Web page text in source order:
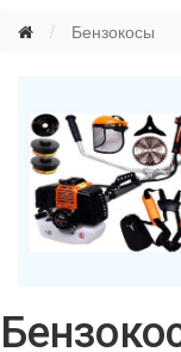
Бензокосы